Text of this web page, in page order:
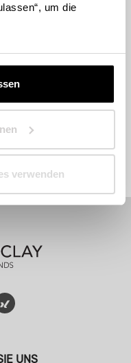
um die
verwenden
Parfum
YouTube
UNS